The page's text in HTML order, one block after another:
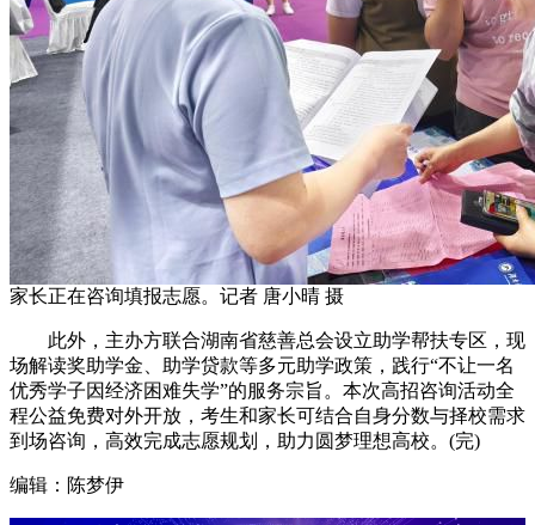
家长正在咨询填报志愿。记者 唐小晴 摄
此外，主办方联合湖南省慈善总会设立助学帮扶专区，现
场解读奖助学金、助学贷款等多元助学政策，践行“不让一名
优秀学子因经济困难失学”的服务宗旨。本次高招咨询活动全
程公益免费对外开放，考生和家长可结合自身分数与择校需求
到场咨询，高效完成志愿规划，助力圆梦理想高校。(完)
编辑：陈梦伊